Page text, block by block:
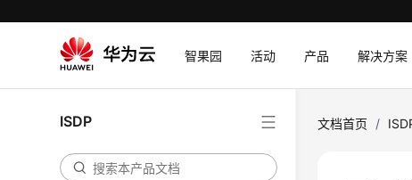
智果园 活动 产品 解决方案
ISDP 文档首页 /